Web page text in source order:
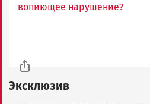
вопиющее нарушение?
Эксклюзив